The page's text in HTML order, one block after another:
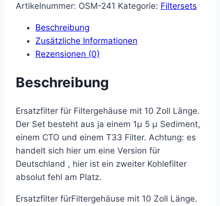
5
Osmoseanlagen
mit
Vorfiltergehäusen
Artikelnummer: OSM-241 Kategorie: Filtersets
Beschreibung
Zusätzliche Informationen
Rezensionen (0)
Beschreibung
Ersatzfilter für Filtergehäuse mit 10 Zoll Länge.
Der Set besteht aus ja einem 1µ 5 µ Sediment,
einem CTO und einem T33 Filter. Achtung: es
handelt sich hier um eine Version für
Deutschland , hier ist ein zweiter Kohlefilter
absolut fehl am Platz.
Ersatzfilter fürFiltergehäuse mit 10 Zoll Länge.